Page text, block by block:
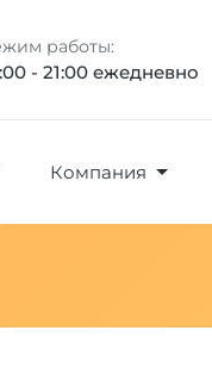
работы:
- 21:00 ежедневно
Компания
товара